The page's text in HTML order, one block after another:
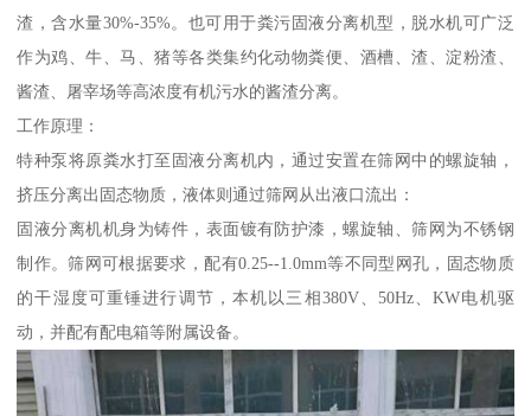
渣，含水量30%-35%。也可用于粪污固液分离机型，脱水机可广泛
作为鸡、牛、马、猪等各类集约化动物粪便、酒槽、渣、淀粉渣、
酱渣、屠宰场等高浓度有机污水的酱渣分离。
工作原理：
特种泵将原粪水打至固液分离机内，通过安置在筛网中的螺旋轴，
挤压分离出固态物质，液体则通过筛网从出液口流出：
固液分离机机身为铸件，表面镀有防护漆，螺旋轴、筛网为不锈钢
制作。筛网可根据要求，配有0.25--1.0mm等不同型网孔，固态物质
的干湿度可重锤进行调节，本机以三相380V、50Hz、KW电机驱
动，并配有配电箱等附属设备。